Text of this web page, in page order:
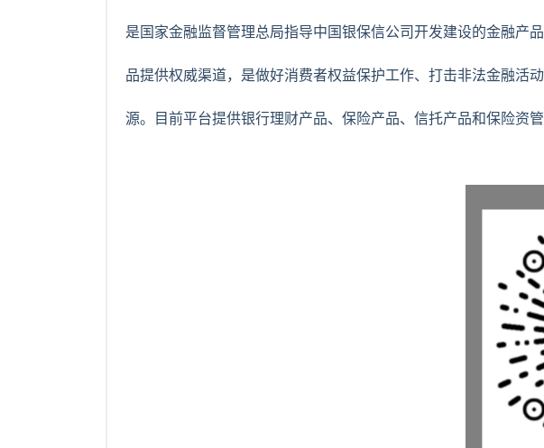
是国家金融监督管理总局指导中国银保信公司开发建设的金融产
品提供权威渠道，是做好消费者权益保护工作、打击非法金融活
源。目前平台提供银行理财产品、保险产品、信托产品和保险资